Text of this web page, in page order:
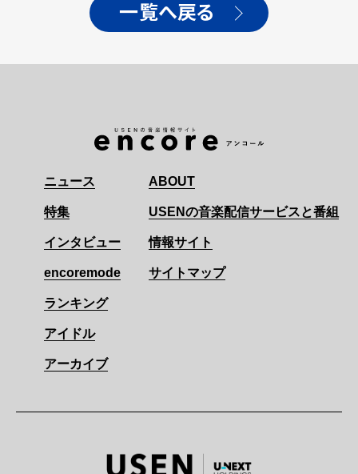
一覧へ戻る
ニュース
特集
インタビュー
encoremode
ランキング
アイドル
アーカイブ
ABOUT
USENの音楽配信サービスと番組
情報サイト
サイトマップ